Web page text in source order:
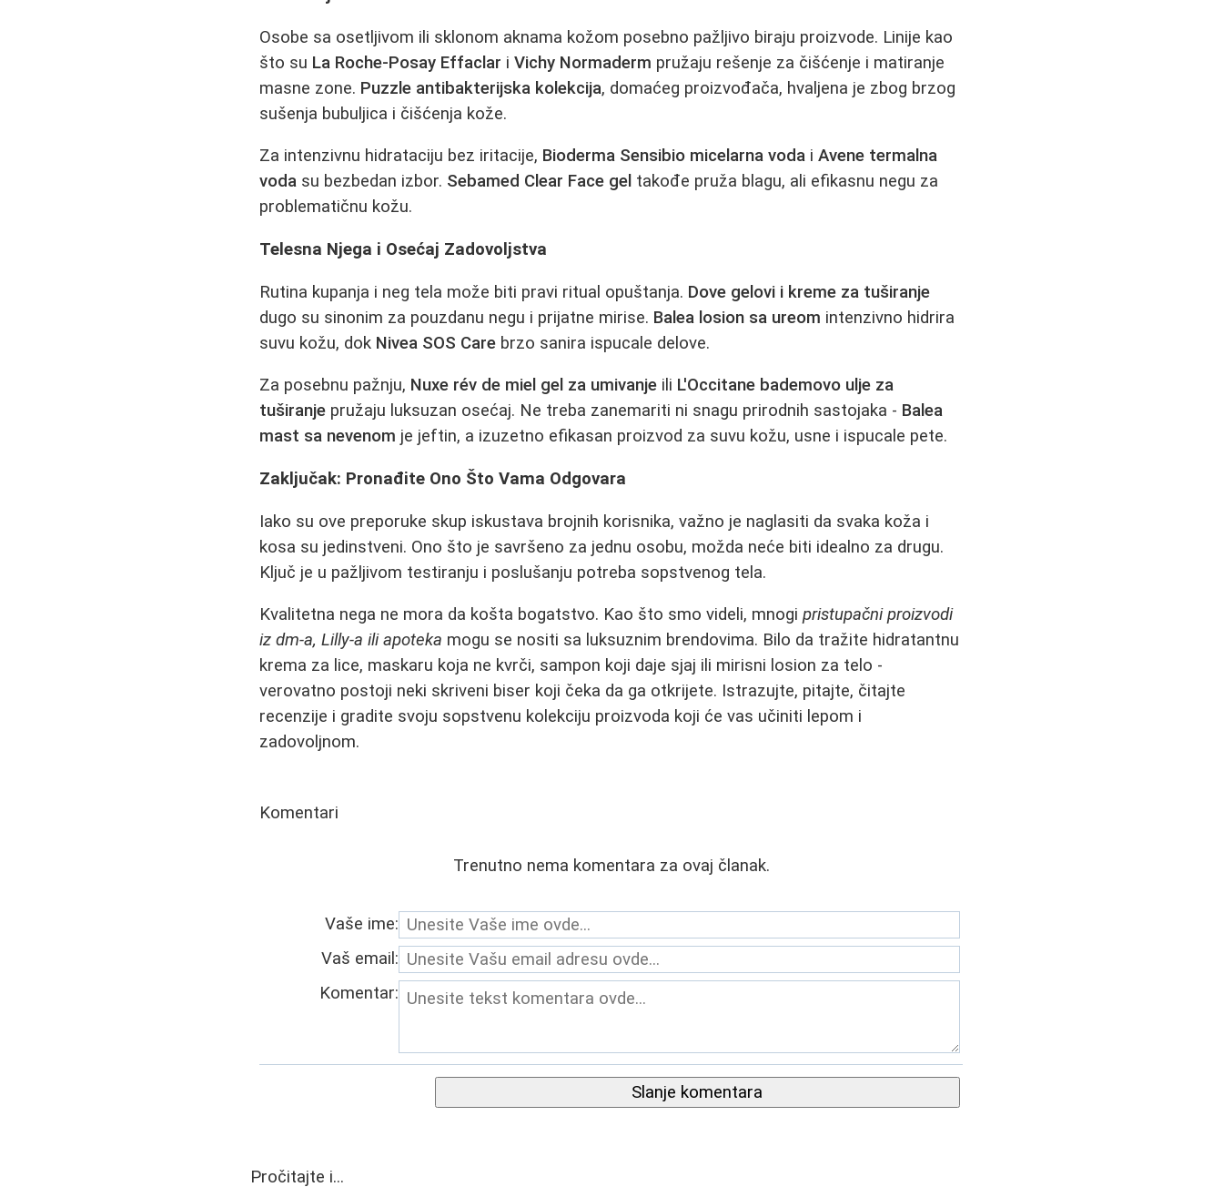
Osobe sa osetljivom ili sklonom aknama kožom posebno pažljivo biraju proizvode. Linije kao
što su La Roche-Posay Effaclar iVichy Normaderm pružaju rešenje za čišćenje i matiranje
masne zone. Puzzle antibakterijska kolekcija, domaćeg proizvođača, hvaljena je zbog brzog
sušenja bubuljica i čišćenja kože.
Za intenzivnu hidrataciju bez iritacije, Bioderma Sensibio micelarna voda iAvene termalna
voda su bezbedan izbor. Sebamed Clear Face gel takođe pruža blagu, ali efikasnu negu za
problematičnu kožu.
Telesna Njega i Osećaj Zadovoljstva
Rutina kupanja i neg tela može biti pravi ritual opuštanja. Dove gelovi i kreme za tuširanje
dugo su sinonim za pouzdanu negu i prijatne mirise. Balea losion sa ureom intenzivno hidrira
suvu kožu, dok Nivea SOS Care brzo sanira ispucale delove.
Za posebnu pažnju, Nuxe rév de miel gel za umivanje ili L'Occitane bademovo ulje za
tuširanje pružaju luksuzan osećaj. Ne treba zanemariti ni snagu prirodnih sastojaka - Balea
mast sa nevenom je jeftin, a izuzetno efikasan proizvod za suvu kožu, usne i ispucale pete.
Zaključak: Pronađite Ono Što Vama Odgovara
Iako su ove preporuke skup iskustava brojnih korisnika, važno je naglasiti da svaka koža i
kosa su jedinstveni. Ono što je savršeno za jednu osobu, možda neće biti idealno za drugu.
Ključ je u pažljivom testiranju i poslušanju potreba sopstvenog tela.
Kvalitetna nega ne mora da košta bogatstvo. Kao što smo videli, mnogipristupačni proizvodi
iz dm-a, Lilly-a ili apoteka mogu se nositi sa luksuznim brendovima. Bilo da tražite hidratantnu
krema za lice, maskaru koja ne kvrči, sampon koji daje sjaj ili mirisni losion za telo -
verovatno postoji neki skriveni biser koji čeka da ga otkrijete. Istrazujte, pitajte, čitajte
recenzije i gradite svoju sopstvenu kolekciju proizvoda koji će vas učiniti lepom i
zadovoljnom.
Komentari
Trenutno nema komentara za ovaj članak.
Vaše ime:
Vaš email:
Komentar:
Slanje komentara
Pročitajte i...